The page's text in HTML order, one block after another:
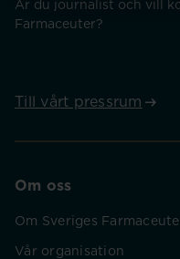
Är du journalist och vill
Farmaceuter?
Till vårt pressrum
Om oss
Om Sveriges
Vår organisation